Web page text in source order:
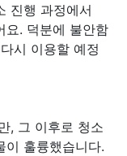
진행 과정에서
요. 덕분에 불안함
시 이용할 예정
, 그 이후로 청소
이 훌륭했습니다.